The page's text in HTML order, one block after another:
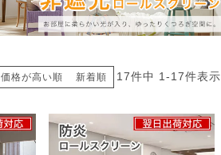
価格が高い順 新着順 17件中 1 -17件表示